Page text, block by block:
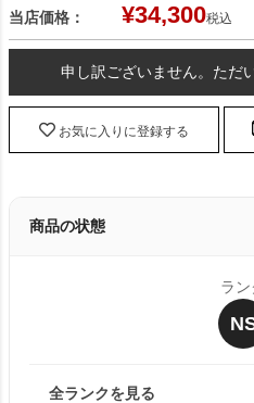
当店価格： ¥34,300税込
申し訳ございません。ただ
お気に入りに登録する
商品の状態
ラン
全ランクを見る